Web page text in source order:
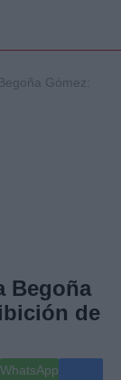
Gómez:
Begoña
de
WhatsApp